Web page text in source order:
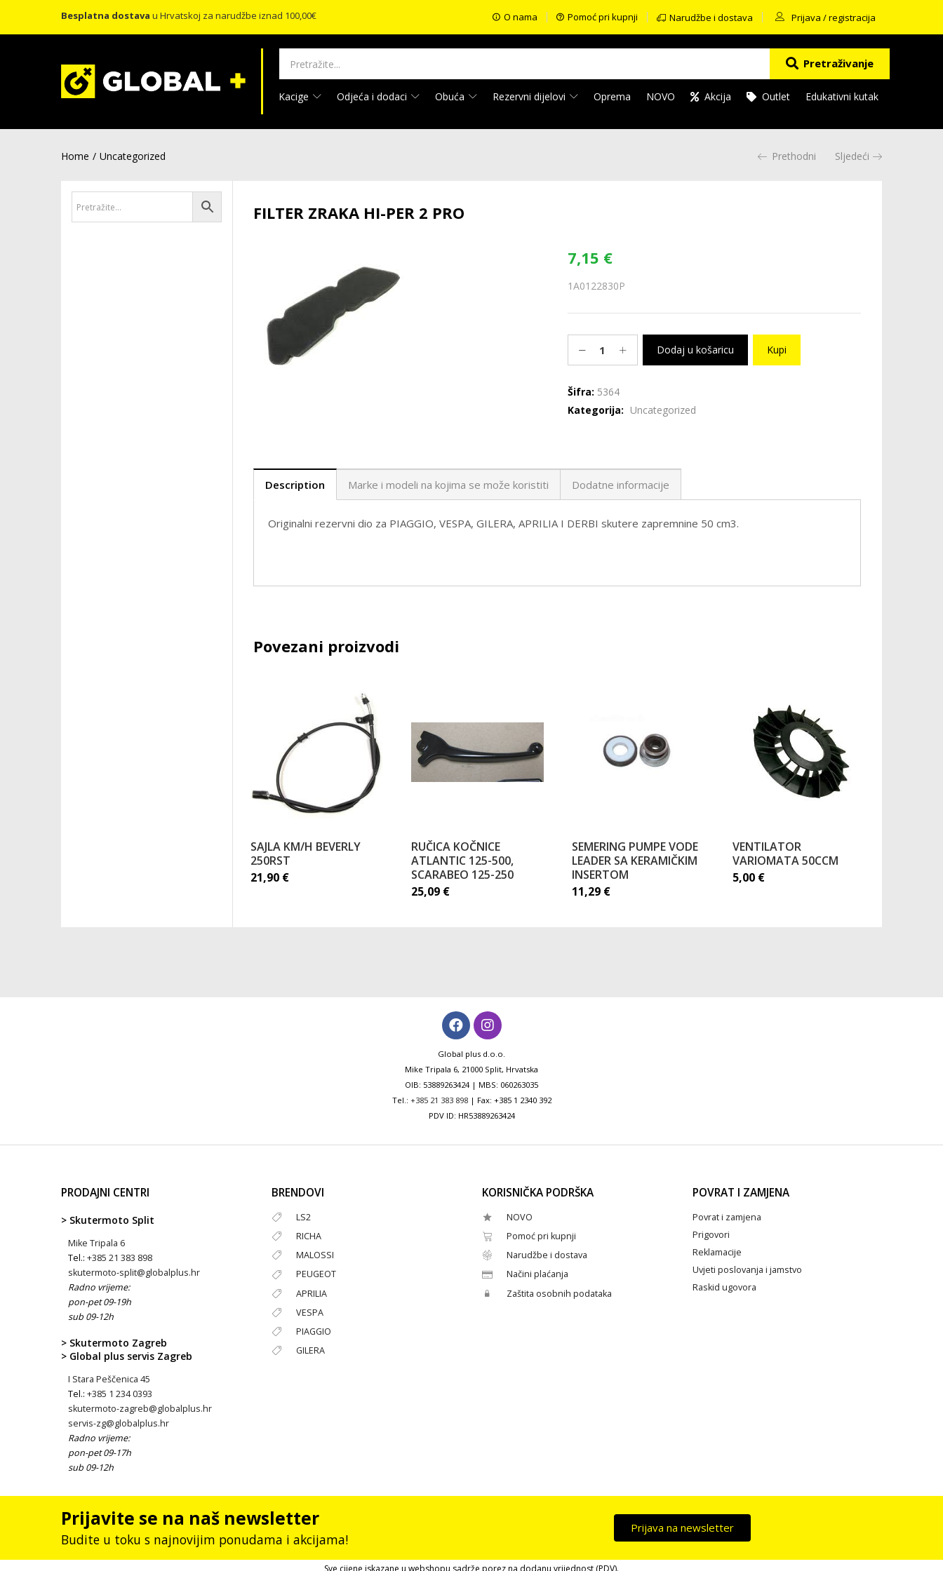
Besplatna dostava u Hrvatskoj za narudžbe iznad 100,00€ O nama Pomoć pri kupnji Narudžbe i dostava Prijava / registracija
Pretraživanje
Kacige Odjeća i dodaci Obuća Rezervni dijelovi Oprema NOVO Akcija Outlet Edukativni kutak
Home Uncategorized Prethodni Sljedeći
FILTER ZRAKA HI-PER 2 PRO
7,15 €
1A0122830P
Dodaj u košaricu Kupi
Šifra: 5364
Kategorija: Uncategorized
Description Marke i modeli na kojima se može koristiti Dodatne informacije
Originalni rezervni dio za PIAGGIO, VESPA, GILERA, APRILIA I DERBI skutere zapremnine 50 cm3.
Povezani proizvodi
SAJLA KM/H BEVERLY
250RST
21,90 €
RUČICA KOČNICE
ATLANTIC 125-500,
SCARABEO 125-250
25,09 €
SEMERING PUMPE VODE
LEADER SA KERAMIČKIM
INSERTOM
11,29 €
VENTILATOR
VARIOMATA 50CCM
5,00 €
Global plus d.o.o.
Mike Tripala 6, 21000 Split, Hrvatska
OIB: 53889263424 | MBS: 060263035
Tel.: +385 21 383 898| Fax: +385 1 2340 392
PDV ID: HR53889263424
PRODAJNI CENTRI
> Skutermoto Split
Mike Tripala 6
Tel.: +385 21 383 898
skutermoto-split@globalplus.hr
Radno vrijeme:
pon-pet 09-19h
sub 09-12h
> Skutermoto Zagreb
> Global plus servis Zagreb
I Stara Peščenica 45
Tel.: +385 1 234 0393
skutermoto-zagreb@globalplus.hr
servis-zg@globalplus.hr
Radno vrijeme:
pon-pet 09-17h
sub 09-12h
BRENDOVI
LS2
RICHA
MALOSSI
PEUGEOT
APRILIA
VESPA
PIAGGIO
GILERA
KORISNIČKA PODRŠKA
NOVO
Pomoć pri kupnji
Narudžbe i dostava
Načini plaćanja
Zaštita osobnih podataka
POVRAT I ZAMJENA
Povrat i zamjena
Prigovori
Reklamacije
Uvjeti poslovanja i jamstvo
Raskid ugovora
Prijavite se na naš newsletter
Budite u toku s najnovijim ponudama i akcijama!
Prijava na newsletter
Sve cijene iskazane u webshopu sadrže porez na dodanu vrijednost (PDV).